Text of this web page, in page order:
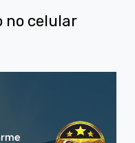
no celular